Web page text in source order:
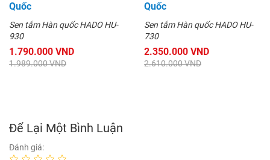
Quốc
Sen tắm Hàn quốc HADO HU-
930
1.790.000 VND
1.989.000 VND
Quốc
Sen tắm Hàn quốc HADO HU-
730
2.350.000 VND
2.610.000 VND
Để Lại Một Bình Luận
Đánh giá: